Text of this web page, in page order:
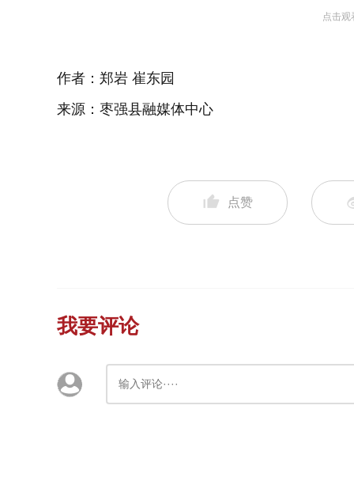
点击观
作者：郑岩 崔东园
来源：枣强县融媒体中心
点赞
我要评论